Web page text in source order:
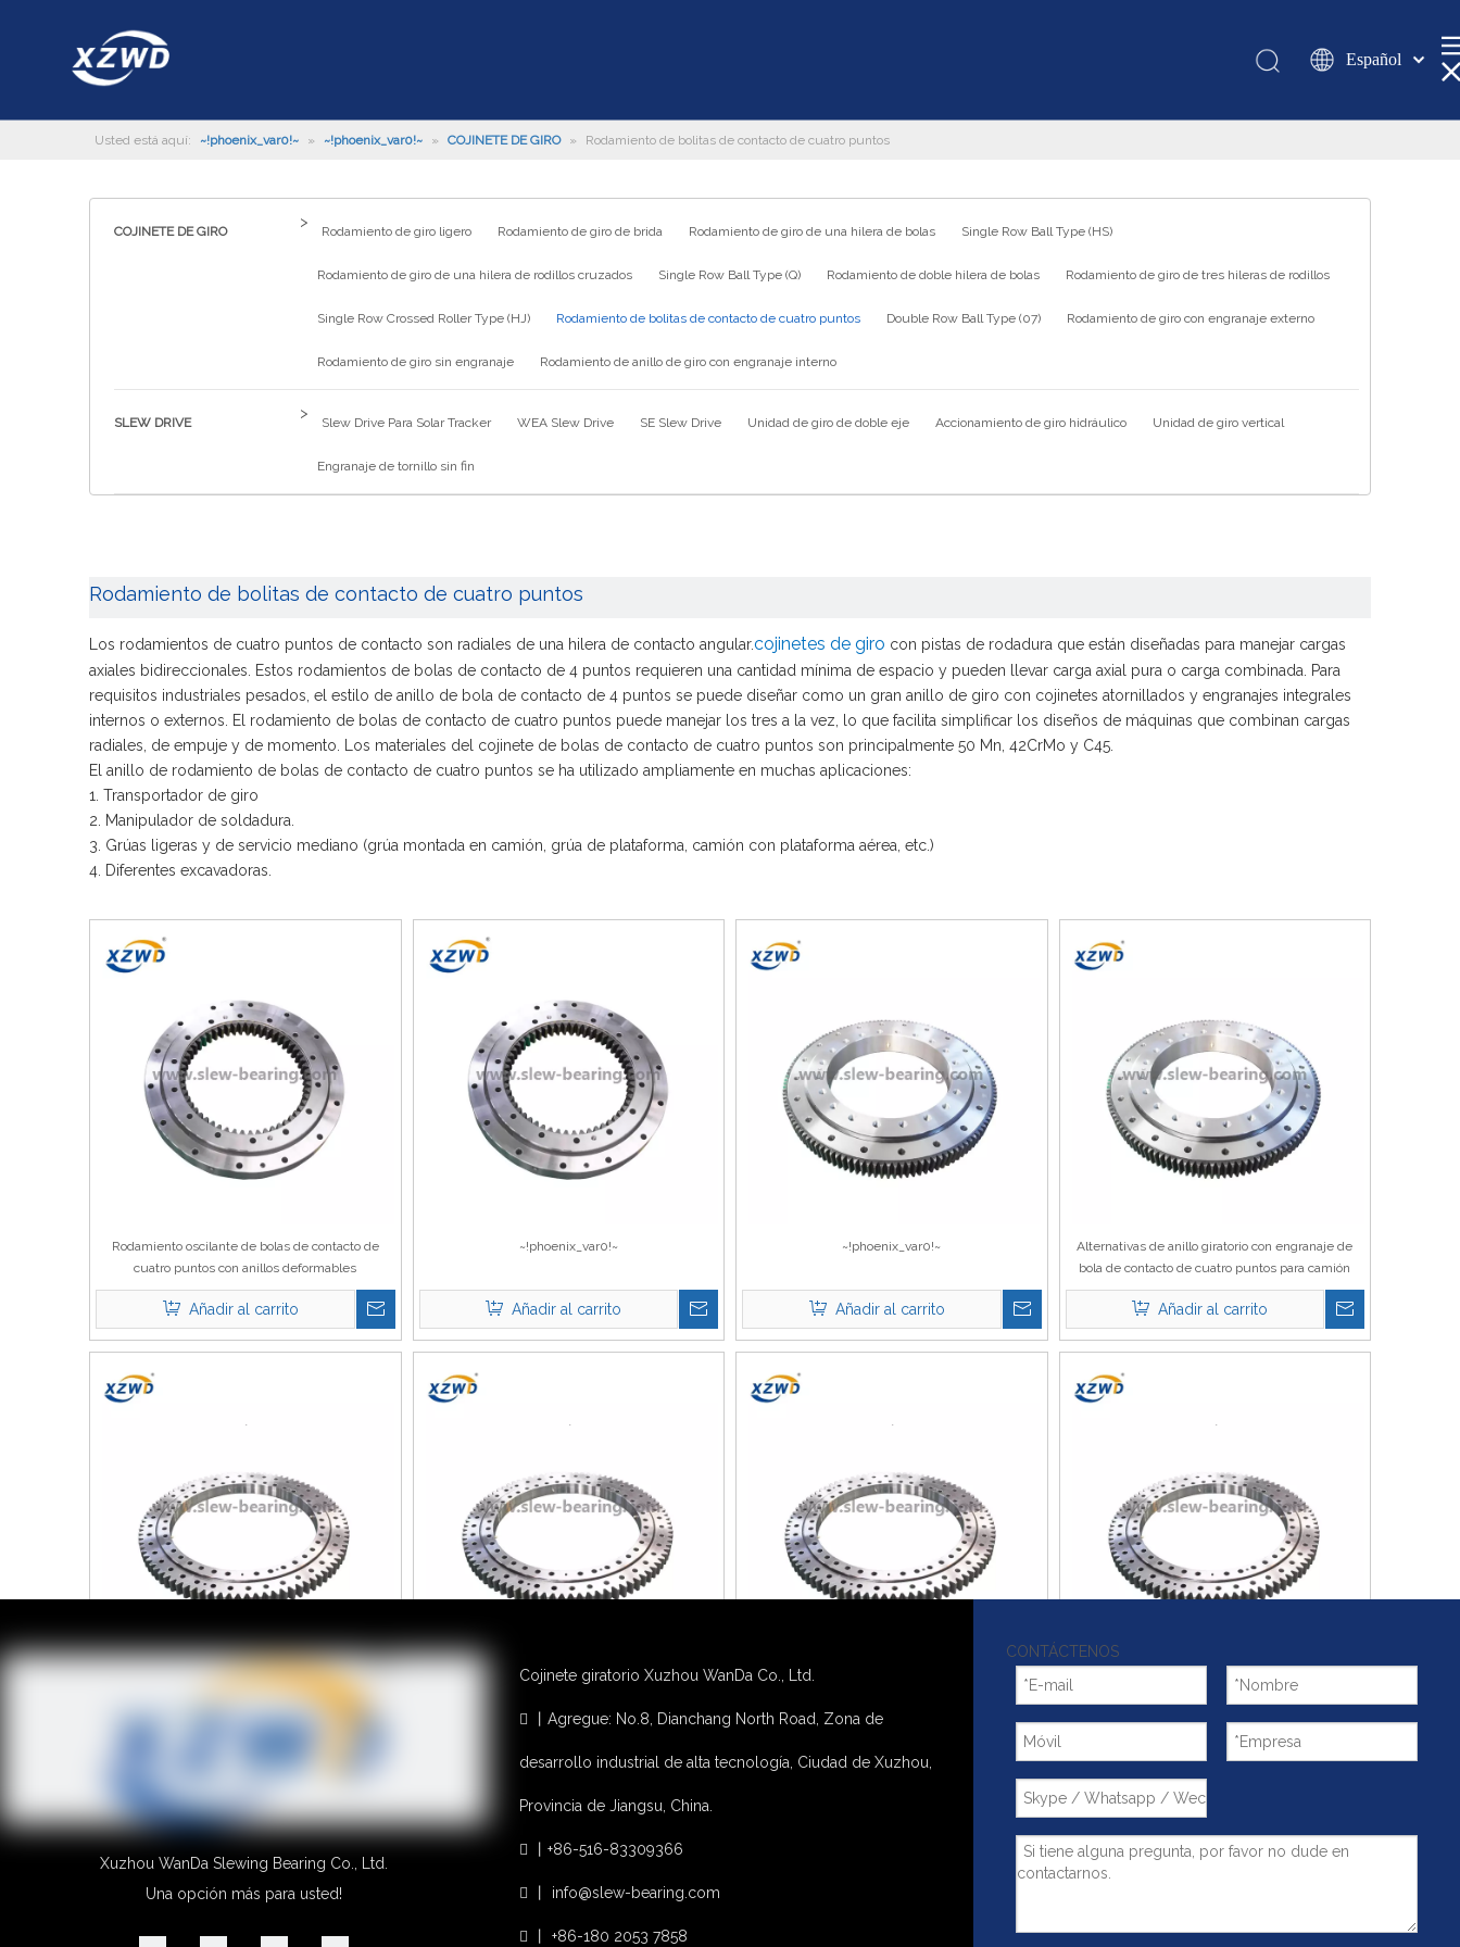
Español
românesc
Usted está aquí: ~!phoenix_var0!~ » ~!phoenix_var0!~ » COJINETE DE GIRO » Rodamiento de bolitas de contacto de cuatro puntos
COJINETE DE GIRO
>
Rodamiento de giro ligero Rodamiento de giro de brida Rodamiento de giro de una hilera de bolas Single Row Ball Type (HS)
Rodamiento de giro de una hilera de rodillos cruzados Single Row Ball Type (Q) Rodamiento de doble hilera de bolas Rodamiento de giro de tres hileras de rodillos
Single Row Crossed Roller Type (HJ) Rodamiento de bolitas de contacto de cuatro puntos Double Row Ball Type (07) Rodamiento de giro con engranaje externo
Rodamiento de giro sin engranaje Rodamiento de anillo de giro con engranaje interno
SLEW DRIVE
>
Slew Drive Para Solar Tracker WEA Slew Drive SE Slew Drive Unidad de giro de doble eje Accionamiento de giro hidráulico Unidad de giro vertical
Engranaje de tornillo sin fin
Rodamiento de bolitas de contacto de cuatro puntos
Los rodamientos de cuatro puntos de contacto son radiales de una hilera de contacto angular.cojinetes de giro con pistas de rodadura que están diseñadas para manejar cargas
axiales bidireccionales. Estos rodamientos de bolas de contacto de 4 puntos requieren una cantidad mínima de espacio y pueden llevar carga axial pura o carga combinada. Para
requisitos industriales pesados, el estilo de anillo de bola de contacto de 4 puntos se puede diseñar como un gran anillo de giro con cojinetes atornillados y engranajes integrales
internos o externos. El rodamiento de bolas de contacto de cuatro puntos puede manejar los tres a la vez, lo que facilita simplificar los diseños de máquinas que combinan cargas
radiales, de empuje y de momento. Los materiales del cojinete de bolas de contacto de cuatro puntos son principalmente 50 Mn, 42CrMo y C45.
El anillo de rodamiento de bolas de contacto de cuatro puntos se ha utilizado ampliamente en muchas aplicaciones:
1. Transportador de giro
2. Manipulador de soldadura.
3. Grúas ligeras y de servicio mediano (grúa montada en camión, grúa de plataforma, camión con plataforma aérea, etc.)
4. Diferentes excavadoras.
Rodamiento oscilante de bolas de contacto de
cuatro puntos con anillos deformables
Añadir al carrito
~!phoenix_var0!~
Añadir al carrito
~!phoenix_var0!~
Añadir al carrito
Alternativas de anillo giratorio con engranaje de
bola de contacto de cuatro puntos para camión
grúa
Añadir al carrito
~!phoenix_var0!~
Cojinete de giro de la placa giratoria de bolas de
~!phoenix_var0!~
Añadir al carrito
1 2 3 4 ... 29 »
Xuzhou WanDa Slewing Bearing Co., Ltd.
Una opción más para usted!
Cojinete giratorio Xuzhou WanDa Co., Ltd.
 丨Agregue: No.8, Dianchang North Road, Zona de
desarrollo industrial de alta tecnología, Ciudad de Xuzhou,
Provincia de Jiangsu, China.
 丨+86-516-83309366
 info@slew-bearing.com
 丨 +86-180 2053 7858
CONTÁCTENOS